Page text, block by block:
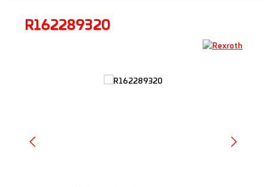
R162289320
Пропустить галерею изображений